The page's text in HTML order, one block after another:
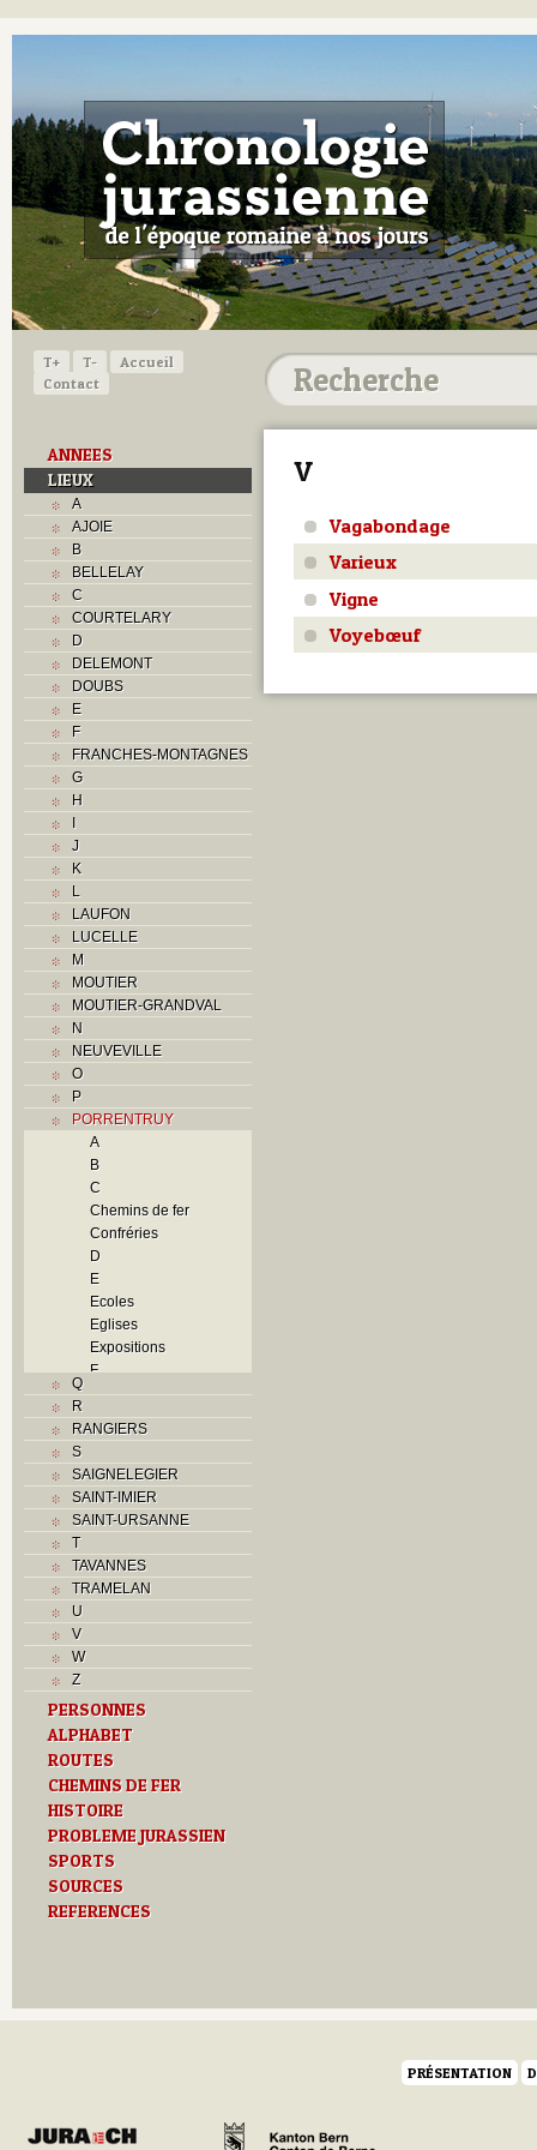
T+ T-
Accueil
Contact
ANNEES
LIEUX
A
AJOIE
B
BELLELAY
C
COURTELARY
D
DELEMONT
DOUBS
E
F
FRANCHES-MONTAGNES
G
H
I
J
K
L
LAUFON
LUCELLE
M
MOUTIER
MOUTIER-GRANDVAL
N
NEUVEVILLE
O
P
PORRENTRUY
A
B
C
Chemins de fer
Confréries
D
E
Ecoles
Eglises
Expositions
F
H
I
J
K
M
Monuments historiques
Paroisses
R
S
Sociétés locales
T
U
V
Z
Q
R
RANGIERS
S
SAIGNELEGIER
SAINT-IMIER
SAINT-URSANNE
T
TAVANNES
TRAMELAN
U
V
W
Z
PERSONNES
ALPHABET
ROUTES
CHEMINS DE FER
HISTOIRE
PROBLEME JURASSIEN
SPORTS
SOURCES
REFERENCES
V
Vagabondage
Varieux
Vigne
Voyebœuf
PRÉSENTATION